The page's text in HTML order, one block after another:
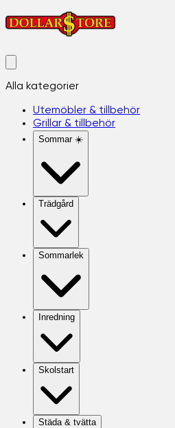
Alla kategorier
Utemöbler & tillbehör
Grillar & tillbehör
Sommar ☀️
Trädgård
Sommarlek
Inredning
Skolstart
Städa & tvätta